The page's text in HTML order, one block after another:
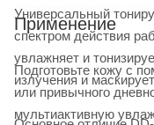
Универсальный
спектром действия
увлажняет и
излучения и
Применение
Подготовьте кожу с
или привычного
мультиактивную